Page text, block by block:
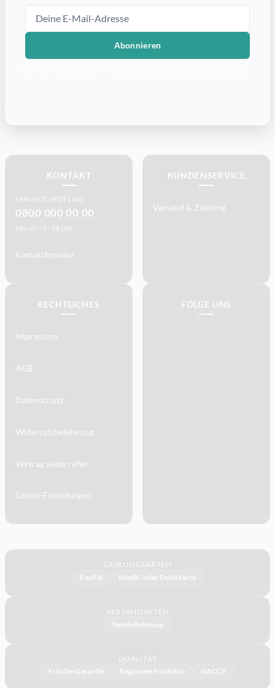
E-Mail-Adresse
Abonnieren
KONTAKT
SERVICE-HOTLINE
0800 000 00 00
Mo–Fr · 9–18 Uhr
Kontaktformular
KUNDENSERVICE
Versand & Zahlung
RECHTLICHES
Impressum
AGB
Datenschutz
Widerrufsbelehrung
Vertrag widerrufen
Cookie-Einstellungen
FOLGE UNS
ZAHLUNGSARTEN
PayPal
Kredit- oder Debitkarte
VERSANDARTEN
Terminlieferung
QUALITÄT
Frische-Garantie
Regionale Produkte HACCP